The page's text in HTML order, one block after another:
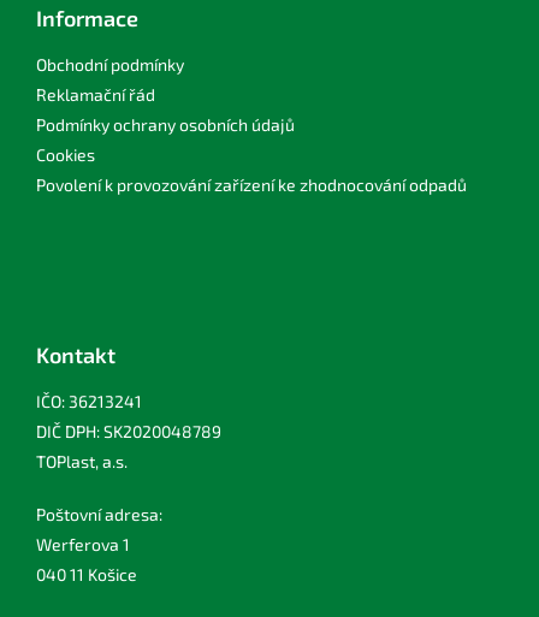
Informace
Obchodní podmínky
Reklamační řád
Podmínky ochrany osobních údajů
Cookies
Povolení k provozování zařízení ke zhodnocování odpadů
Kontakt
IČO: 36213241
DIČ DPH: SK2020048789
TOPlast, a.s.
Poštovní adresa:
Werferova 1
040 11 Košice